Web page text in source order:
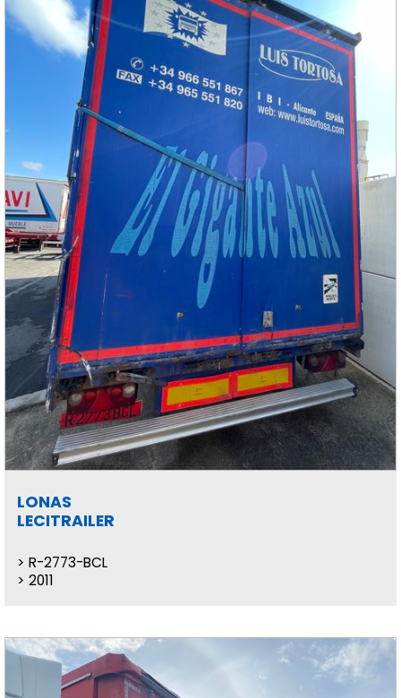
LONAS
LECITRAILER
R-2773-BCL
2011